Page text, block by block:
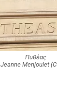
Πυθέας
Jeanne Menjoulet